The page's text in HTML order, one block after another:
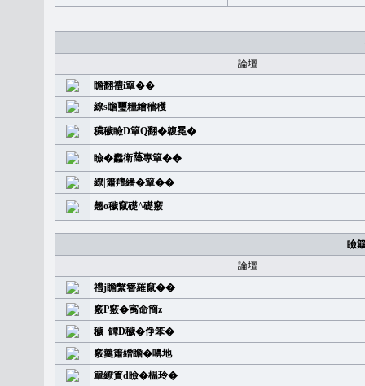
論壇
瞻翻禮i簞��
繚s瞻璽糧繪穡穫
穠穢瞼D簞Q翻�䪖冕�
瞼�䆐衛𦻕專簞��
繚|簫羶繙�簞��
翹o穢竄礎^礎竅
瞼
論壇
禮j瞻繫簪羅竄��
竅P竅�㝢命簡z
穢_罈D穢�鿇笨�
竅羹簫繒瞻�嚊地
簞繚簣d瞼�榅玲�